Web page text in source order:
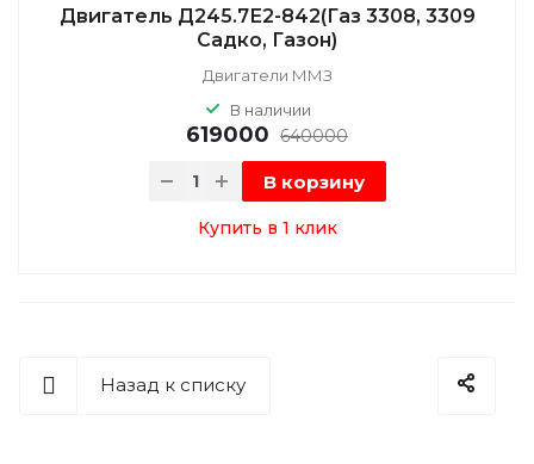
Двигатель Д245.7Е2-842(Газ 3308, 3309
Садко, Газон)
Двигатели ММЗ
В наличии
619000 640000
В корзину
Купить в 1 клик
Назад к списку